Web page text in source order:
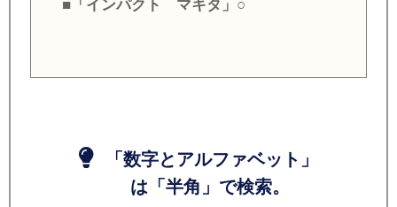
■「インパクト マキタ」○
「数字とアルファベット」
は「半角」で検索。